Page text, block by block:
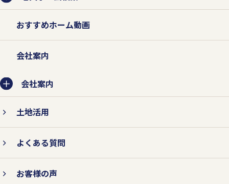
おすすめホーム動画
会社案内
会社案内
土地活用
よくある質問
お客様の声